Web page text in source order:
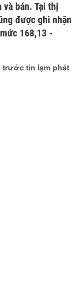
bán. Tại thị
được ghi nhận
168,13 -
trước tin lạm phát